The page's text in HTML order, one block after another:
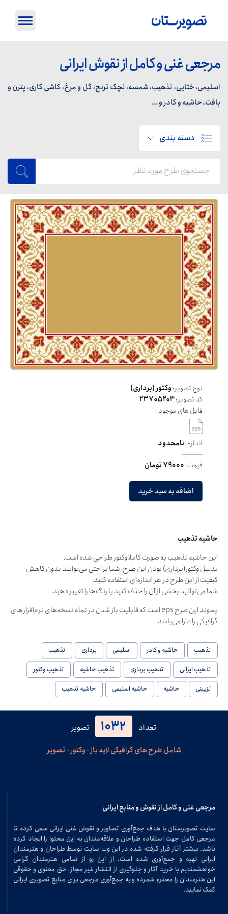
مرجعی غنی و کامل از نقوش ایرانی
اسلیمی، ختایی، تذهیب، شمسه، لچک ترنج، گل و مرغ، کاشی کاری، پترن و
بافت، حاشیه و کادر و ...
دسته بندی
نوع تصویر:وکتور (برداری)
کد تصویر:23705204
فایل های موجود:
اندازه:نامحدود
قیمت:79000 تومان
اضافه به سبد خرید
حاشیه تذهیب
این حاشیه تذهیب به صورت کاملا وکتور طراحی شده است.
بدلیل وکتور(برداری) بودن این طرح، شما براحتی می‌توانید بدون کاهش
کیفیت از این طرح در هر اندازه‌ای استفاده کنید.
شما می‌توانید بخشی از آن را حذف کنید یا رنگ‌ها را تغییر دهید.
پسوند این طرح eps است که قابلیت باز شدن در تمام نسخه‌های نرم‌افزارهای
گرافیکی را دارا می‌باشد.
تذهیب حاشیه و کادر اسلیمی برداری
تذهیب
تذهیب ایرانی
تذهیب برداری تذهیب حاشیه
تذهیب وکتور
تزیینی
حاشیه حاشیه اسلیمی حاشیه تذهیب
تعداد 1032
تصویر
شامل طرح های گرافیکی لایه باز - وکتور - تصویر
مرجعی غنی و کامل از نقوش و منابع ایرانی
سایت تصویرستان با هدف جمع‌آوری تصاویر و نقوش غنی ایرانی سعی کرده تا
مرجعی کامل جهت استفاده طراحان و علاقه‌مندان به این محتوا را ایجاد کرده
باشد. بیشتر آثار قرار گرفته شده در این وب سایت توسط طراحان و هنرمندان
ایرانی تهیه و جمع‌آوری شده است. از این رو از تمامی هنرمندان گرامی
خواهشمندیم با خرید آثار و جلوگیری از انتشار غیر مجاز، حق معنوی و حقوقی
این هنرمندان را محترم شمرده و به جمع‌آوری مرجعی برای منابع تصویری ایرانی
کمک نمایید.